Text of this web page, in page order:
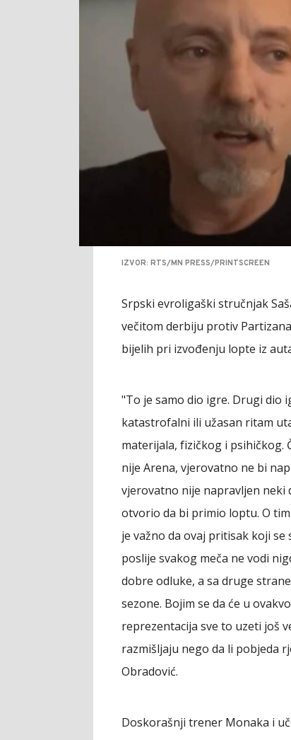
IZVOR: RTS/MN PRESS/PRINTSCREEN
Srpski evroligaški stručnjak
večitom derbiju protiv
bijelih pri izvođenju lopte iz
"To je samo dio igre. Drugi dio
katastrofalni ili užasan ritam
materijala, fizičkog i psihičkog.
nije Arena, vjerovatno ne bi
vjerovatno nije napravljen
otvorio da bi primio loptu. O
je važno da ovaj pritisak koji
poslije svakog meča ne vodi
dobre odluke, a sa druge
sezone. Bojim se da će u
reprezentacija sve to uzeti još
razmišljaju nego da li pobjeda
Obradović.
Doskorašnji trener Monaka i